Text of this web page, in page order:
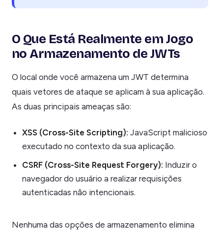
O Que Está Realmente em Jogo
no Armazenamento de JWTs
O local onde você armazena um JWT determina
quais vetores de ataque se aplicam à sua aplicação.
As duas principais ameaças são:
XSS (Cross-Site Scripting): JavaScript malicioso
executado no contexto da sua aplicação.
CSRF (Cross-Site Request Forgery): Induzir o
navegador do usuário a realizar requisições
autenticadas não intencionais.
Nenhuma das opções de armazenamento elimina